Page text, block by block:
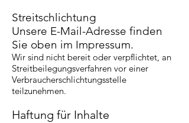
Streitschlichtung
Unsere E-Mail-Adresse finden
Sie oben im Impressum.
Wir sind nicht bereit oder verpflichtet, an
Streitbeilegungsverfahren vor einer
Verbraucherschlichtungsstelle
teilzunehmen.
Haftung für Inhalte